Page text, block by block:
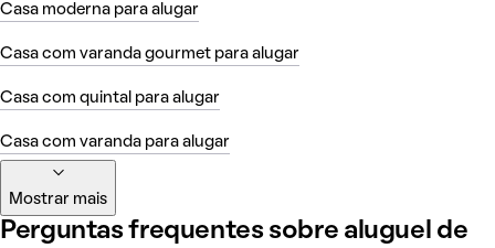
Casa moderna para alugar
Casa com varanda gourmet para alugar
Casa com quintal para alugar
Casa com varanda para alugar
Mostrar mais
Perguntas frequentes sobre aluguel de